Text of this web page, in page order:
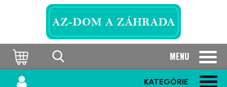
MENU
KATEGÓRIE